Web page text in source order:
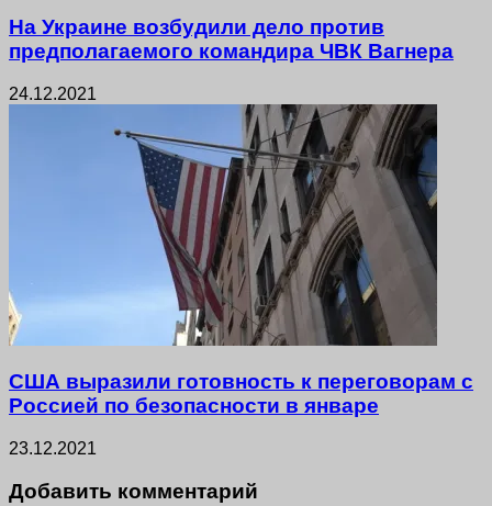
На Украине возбудили дело против
предполагаемого командира ЧВК Вагнера
24.12.2021
США выразили готовность к переговорам с
Россией по безопасности в январе
23.12.2021
Добавить комментарий